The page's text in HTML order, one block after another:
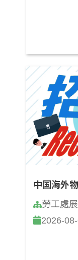
中国海外
勞工處
2026-